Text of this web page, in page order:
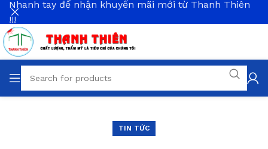
TIN TỨC
Nhanh tay để nhận khuyến mãi mới từ Thanh Thiên
!!!